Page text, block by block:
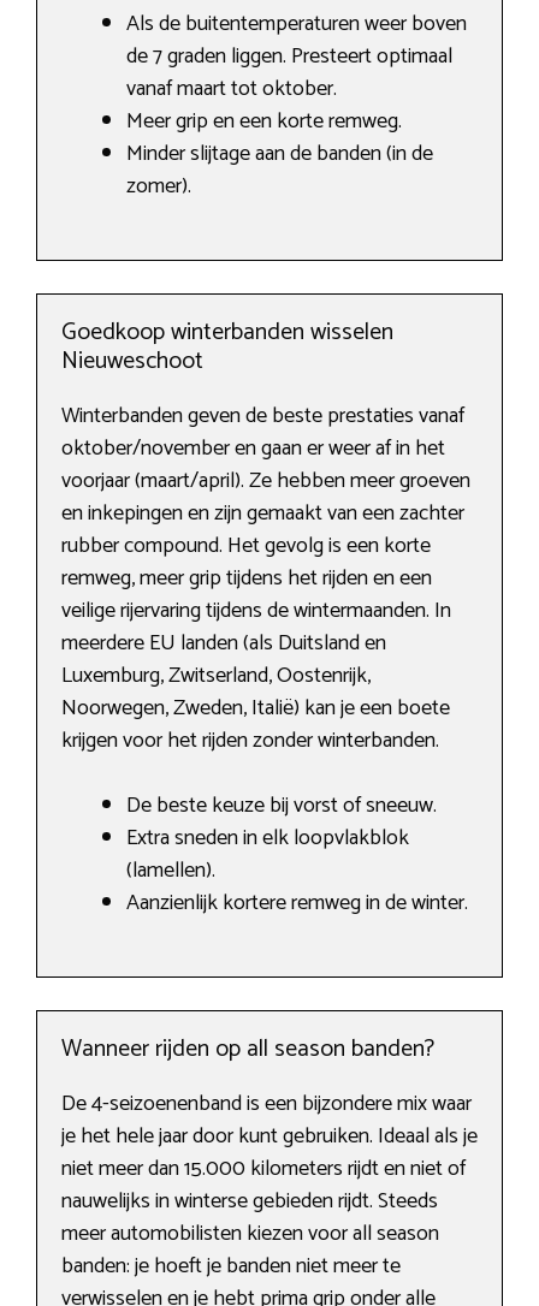
Als de buitentemperaturen weer boven
de 7 graden liggen. Presteert optimaal
vanaf maart tot oktober.
Meer grip en een korte remweg.
Minder slijtage aan de banden (in de
zomer).
Goedkoop winterbanden wisselen
Nieuweschoot
Winterbanden geven de beste prestaties vanaf
oktober/november en gaan er weer af in het
voorjaar (maart/april). Ze hebben meer groeven
en inkepingen en zijn gemaakt van een zachter
rubber compound. Het gevolg is een korte
remweg, meer grip tijdens het rijden en een
veilige rijervaring tijdens de wintermaanden. In
meerdere EU landen (als Duitsland en
Luxemburg, Zwitserland, Oostenrijk,
Noorwegen, Zweden, Italië) kan je een boete
krijgen voor het rijden zonder winterbanden.
De beste keuze bij vorst of sneeuw.
Extra sneden in elk loopvlakblok
(lamellen).
Aanzienlijk kortere remweg in de winter.
Wanneer rijden op all season banden?
De 4-seizoenenband is een bijzondere mix waar
je het hele jaar door kunt gebruiken. Ideaal als je
niet meer dan 15.000 kilometers rijdt en niet of
nauwelijks in winterse gebieden rijdt. Steeds
meer automobilisten kiezen voor all season
banden: je hoeft je banden niet meer te